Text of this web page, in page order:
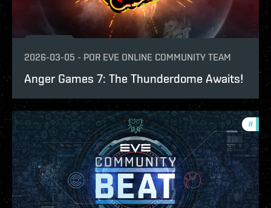
2026-03-05 - POR EVE ONLINE COMMUNITY TEAM
Anger Games 7: The Thunderdome Awaits!
#